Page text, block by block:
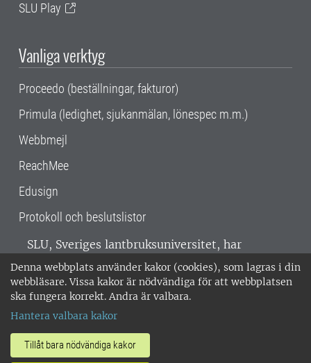
Denna webbplats använder kakor (cookies), som lagras i din
webbläsare. Vissa kakor är nödvändiga för att webbplatsen
ska fungera korrekt. Andra är valbara.
Hantera valbara kakor
Tillåt bara nödvändiga kakor
SLU Play
Vanliga verktyg
Proceedo (beställningar, fakturor)
Primula (ledighet, sjukanmälan, lönespec m.m.)
Webbmejl
ReachMee
Edusign
Protokoll och beslutslistor
SLU, Sveriges lantbruksuniversitet, har
verksamhet över hela Sverige. Huvudorter är
Alnarp, Uppsala och Umeå.SLU är
miljöcertifierat enligt ISO 14001. •
018-67 10 00 • Org nr: 202100-2817 •
Om SLU:s webbplatser